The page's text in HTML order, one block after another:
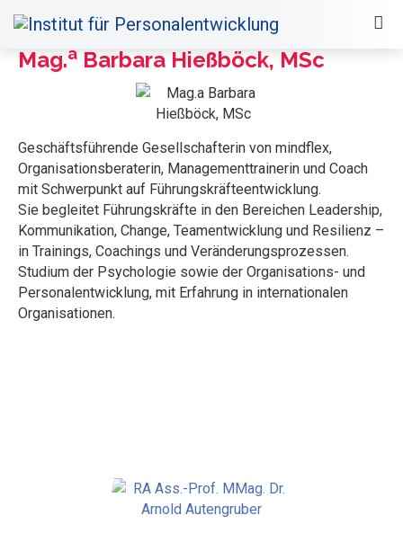
Mag.a Barbara Hießböck, MSc
Geschäftsführende Gesellschafterin von mindflex,
Organisationsberaterin, Managementtrainerin und Coach
mit Schwerpunkt auf Führungskräfteentwicklung.
Sie begleitet Führungskräfte in den Bereichen Leadership,
Kommunikation, Change, Teamentwicklung und Resilienz –
in Trainings, Coachings und Veränderungsprozessen.
Studium der Psychologie sowie der Organisations- und
Personalentwicklung, mit Erfahrung in internationalen
Organisationen.